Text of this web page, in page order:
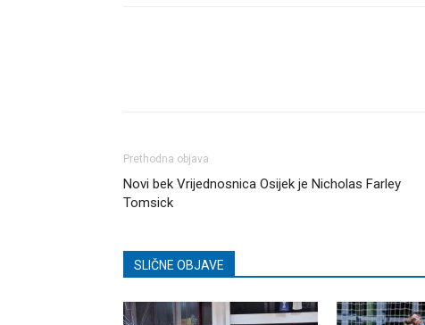
Prethodna objava
Novi bek Vrijednosnica Osijek je Nicholas Farley
Tomsick
SLIČNE OBJAVE